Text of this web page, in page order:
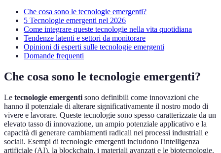
Che cosa sono le tecnologie emergenti?
5 Tecnologie emergenti nel 2026
Come integrare queste tecnologie nella vita quotidiana
Tendenze latenti e settori da monitorare
Opinioni di esperti sulle tecnologie emergenti
Domande frequenti
Che cosa sono le tecnologie emergenti?
Le tecnologie emergenti sono definibili come innovazioni che
hanno il potenziale di alterare significativamente il nostro modo di
vivere e lavorare. Queste tecnologie sono spesso caratterizzate da un
elevato tasso di innovazione, un ampio potenziale applicativo e la
capacità di generare cambiamenti radicali nei processi industriali e
sociali. Esempi di tecnologie emergenti includono l'intelligenza
artificiale (AI), la blockchain, i materiali avanzati e le biotecnologie.